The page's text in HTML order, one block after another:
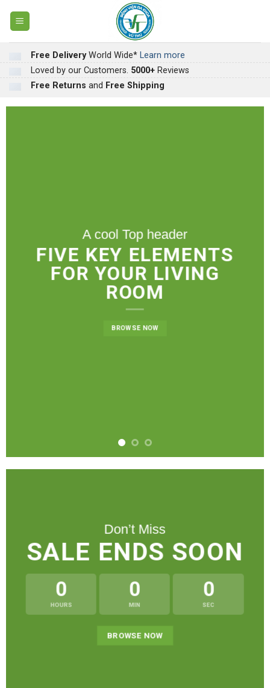
Free DeliveryWorld Wide* Learn more
Loved by our Customers. 5000+ Reviews
Free Returns and Free Shipping
A cool Top header
FIVE KEY ELEMENTS
FOR YOUR LIVING
ROOM
BROWSE NOW
Don’t Miss
SALE ENDS SOON
0
HOURS
0
MIN
0
SEC
BROWSE NOW